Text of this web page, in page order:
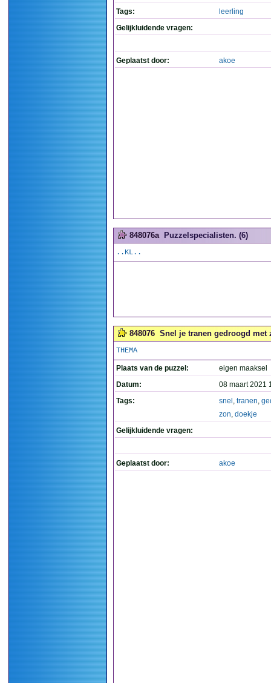
Tags:
leerling
Gelijkluidende vragen:
Geplaatst door: akoe
848076a Puzzelspecialisten. (6)
..KL..
848076 Snel je tranen gedroogd met
THEMA
Plaats van de puzzel:
eigen maaksel
Datum:
08 maart 2021
Tags:
snel , tranen,
zon, doekje
Gelijkluidende vragen:
Geplaatst door: akoe